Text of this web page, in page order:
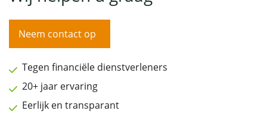
Neem contact op
Tegen financiële dienstverleners
20+ jaar ervaring
Eerlijk en transparant